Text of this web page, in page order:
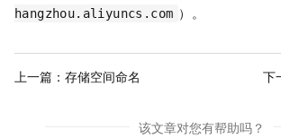
hangzhou.aliyuncs.com ）。
上一篇： 存储空间命名 下
该文章对您有帮助吗？